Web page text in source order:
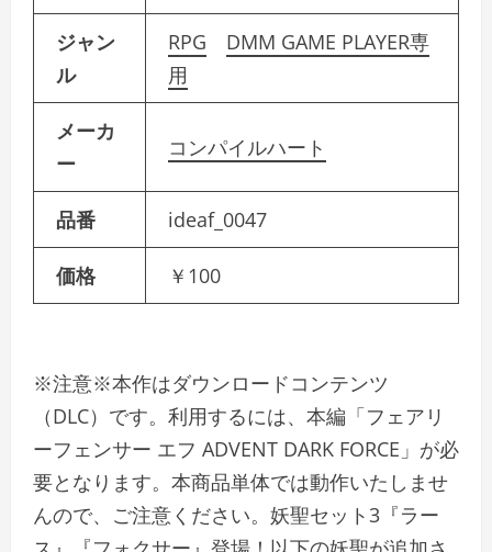
ジャン
ル
RPG
DMM GAME PLAYER専
用
メーカ
ー
コンパイルハート
品番 ideaf_0047
価格 ￥100
※注意※本作はダウンロードコンテンツ
（DLC）です。利用するには、本編「フェアリ
ーフェンサー エフ ADVENT DARK FORCE」が必
要となります。本商品単体では動作いたしませ
んので、ご注意ください。妖聖セット3『ラー